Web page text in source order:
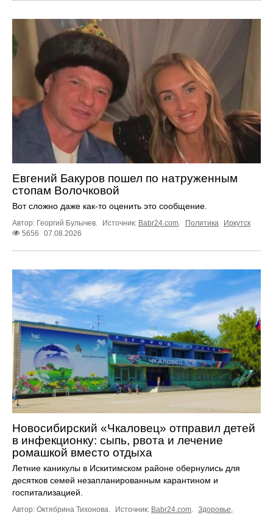
Евгений Бакуров пошел по натруженным
стопам Волочковой
Вот сложно даже как-то оценить это сообщение.
Автор: Георгий Булычев. Источник: Babr24.com Политика
Иркутск
5656
07.08.2026
Новосибирский «Чкаловец» отправил детей
в инфекционку: сыпь, рвота и лечение
ромашкой вместо отдыха
Летние каникулы в Искитимском районе обернулись для
десятков семей незапланированным карантином и
госпитализацией.
Автор: Октябрина Тихонова. Источник: Babr24.com. Здоровье,